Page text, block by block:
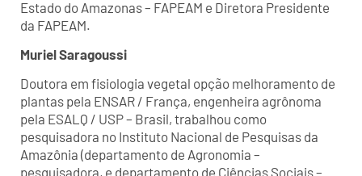
Estado do Amazonas – FAPEAM e Diretora Presidente
da FAPEAM.
Muriel Saragoussi
Doutora em fisiologia vegetal opção melhoramento de
plantas pela ENSAR / França, engenheira agrônoma
pela ESALQ / USP – Brasil, trabalhou como
pesquisadora no Instituto Nacional de Pesquisas da
Amazônia (departamento de Agronomia –
pesquisadora, e departamento de Ciências Sociais –